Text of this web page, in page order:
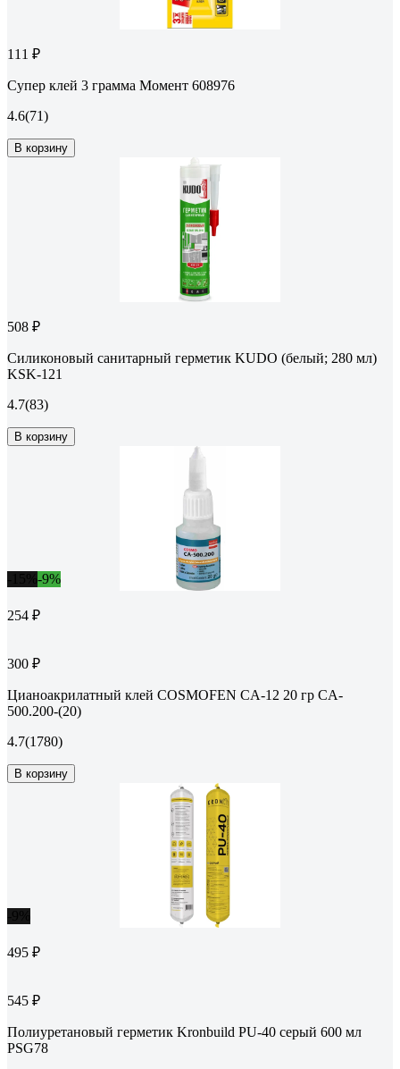
111 ₽
Супер клей 3 грамма Момент 608976
4.6(71)
В корзину
508 ₽
Силиконовый санитарный герметик KUDO (белый; 280 мл)
KSK-121
4.7(83)
В корзину
-9%
254 ₽
300 ₽
Цианоакрилатный клей COSMOFEN CA-12 20 гр CA-
500.200-(20)
4.7(1780)
В корзину
495 ₽
545 ₽
Полиуретановый герметик Kronbuild PU-40 серый 600 мл
PSG78